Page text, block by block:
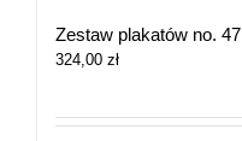
Zestaw plakatów no. 47
324,00 zł